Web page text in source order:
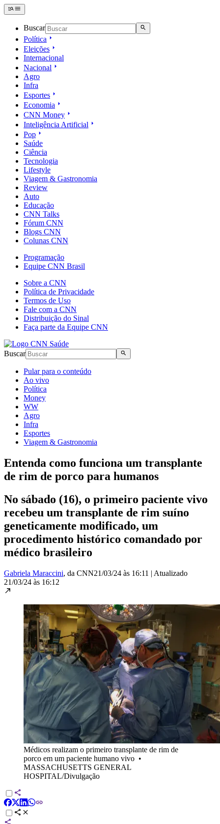
Buscar
Política
Eleições
Internacional
Nacional
Agro
Infra
Esportes
Economia
CNN Money
Inteligência Artificial
Pop
Saúde
Ciência
Tecnologia
Lifestyle
Viagem & Gastronomia
Review
Auto
Educação
CNN Talks
Fórum CNN
Blogs CNN
Colunas CNN
Programação
Equipe CNN Brasil
Sobre a CNN
Política de Privacidade
Termos de Uso
Fale com a CNN
Distribuição do Sinal
Faça parte da Equipe CNN
Buscar
Pular para o conteúdo
Ao vivo
Política
Money
WW
Agro
Infra
Esportes
Viagem & Gastronomia
Entenda como funciona um transplante
de rim de porco para humanos
No sábado (16), o primeiro paciente vivo
recebeu um transplante de rim suíno
geneticamente modificado, um
procedimento histórico comandado por
médico brasileiro
Gabriela Maraccini, da CNN21/03/24 às 16:11 | Atualizado
21/03/24 às 16:12
Médicos realizam o primeiro transplante de rim de
porco em um paciente humano vivo •
MASSACHUSETTS GENERAL
HOSPITAL/Divulgação